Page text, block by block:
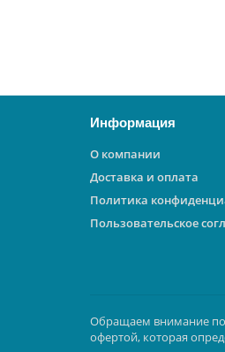
Информация
О компании
Доставка и оплата
Политика
Пользовательское
Обращаем внимание
офертой, которая